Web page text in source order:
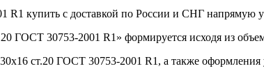
R1 купить с доставкой по России и СНГ
ГОСТ 30753-2001 R1» формируется исходя из
ст.20 ГОСТ 30753-2001 R1, а также